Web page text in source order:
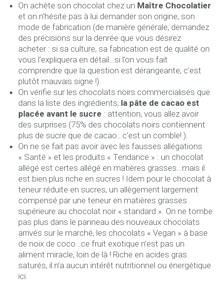
On achète son chocolat chez un Maître Chocolatier
et on n’hésite pas à lui demander son origine, son
mode de fabrication (de manière générale, demandez
des précisions sur la denrée que vous désirez
acheter : si sa culture, sa fabrication est de qualité on
vous l’expliquera en détail…si l’on vous fait
comprendre que la question est dérangeante, c’est
plutôt mauvais signe !).
On vérifie sur les chocolats noirs commercialisés que
dans la liste des ingrédients, la pâte de cacao est
placée avant le sucre : attention, vous allez avoir
des surprises (75% des chocolats noirs contiennent
plus de sucre que de cacao…c’est un comble! ).
On ne se fait pas avoir avec les fausses allégations
« Santé » et les produits « Tendance » : un chocolat
allégé est certes allégé en matières grasses…mais il
est bien plus riche en sucres ! Idem pour le chocolat à
teneur réduite en sucres, un allègement largement
compensé par une teneur en matières grasses
supérieure au chocolat noir « standard ». On ne tombe
pas plus dans le panneau des nouveaux chocolats
arrivés sur le marché, les chocolats « Vegan » à base
de noix de coco…ce fruit exotique n’est pas un
aliment miracle, loin de là ! Riche en acides gras
saturés, il n’a aucun intérêt nutritionnel ou énergétique
ici.